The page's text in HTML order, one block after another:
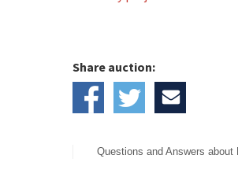
Share auction:
Questions and Answers about